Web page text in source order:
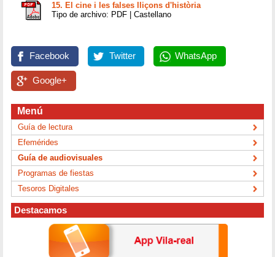
15. El cine i les falses lliçons d'història
Tipo de archivo: PDF | Castellano
Facebook Twitter WhatsApp
Google+
Menú
Guía de lectura
Efemérides
Guía de audiovisuales
Programas de fiestas
Tesoros Digitales
Destacamos